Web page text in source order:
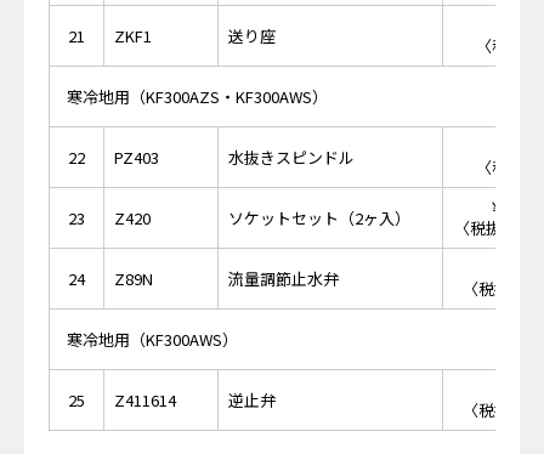
21 ZKF1 送り座
〈税抜
寒冷地用（KF300AZS・KF300AWS）
22 PZ403 水抜きスピンドル
〈税抜
23 Z420 ソケットセット（2ヶ入）
￥
〈税抜価格
24 Z89N 流量調節止水弁
〈税抜価
寒冷地用（KF300AWS）
25 Z411614 逆止弁
〈税抜価